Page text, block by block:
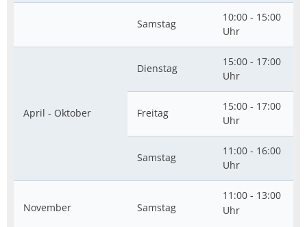
Samstag
10:00 - 15:00
Uhr
April - Oktober
Dienstag
15:00 - 17:00
Uhr
Freitag
15:00 - 17:00
Uhr
Samstag
11:00 - 16:00
Uhr
November Samstag
11:00 - 13:00
Uhr